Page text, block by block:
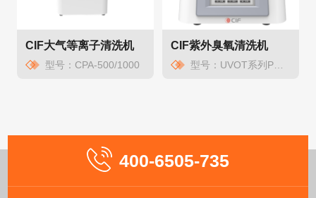
CIF大气等离子清洗机
型号：CPA-500/1000
CIF紫外臭氧清洗机
型号：UVOT系列P系列
400-6505-735